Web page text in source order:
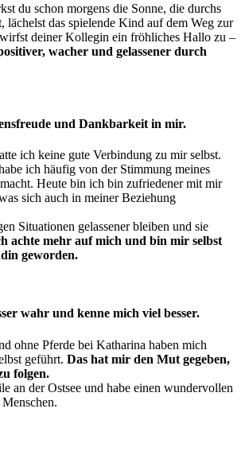
du schon morgens die Sonne, die durchs
lächelst das spielende Kind auf dem Weg zur
deiner Kollegin ein fröhliches Hallo zu –
wacher und gelassener durch
und Dankbarkeit in mir.
ich keine gute Verbindung zu mir selbst.
ich häufig von der Stimmung meines
Heute bin ich bin zufriedener mit mir
sich auch in meiner Beziehung
Situationen gelassener bleiben und sie
achte mehr auf mich und bin mir selbst
geworden.
wahr und kenne mich viel besser.
ohne Pferde bei Katharina haben mich
geführt. Das hat mir den Mut gegeben,
folgen.
an der Ostsee und habe einen wundervollen